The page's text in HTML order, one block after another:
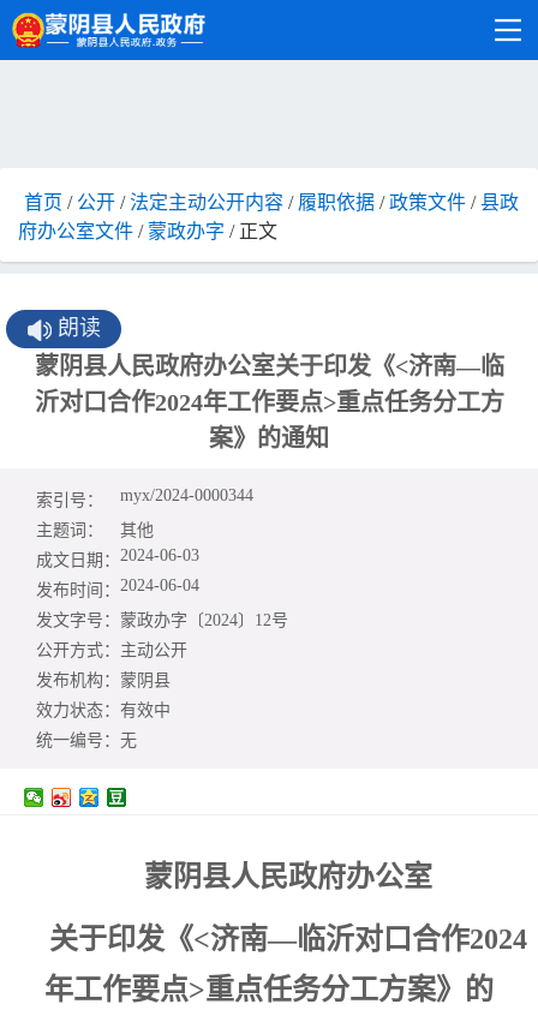
首页 / 公开 /法定主动公开内容 / 履职依据 /政策文件 / 县政
府办公室文件 / 蒙政办字 / 正文
朗读
蒙阴县人民政府办公室关于印发《<济南—临
沂对口合作2024年工作要点>重点任务分工方
案》的通知
索引号：
myx/2024-0000344
主题词：
其他
成文日期： 2024-06-03
发布时间： 2024-06-04
发文字号： 蒙政办字〔2024〕12号
公开方式： 主动公开
发布机构： 蒙阴县
效力状态： 有效中
统一编号： 无
蒙阴县人民政府办公室
关于印发《<济南—临沂对口合作2024
年工作要点>重点任务分工方案》的